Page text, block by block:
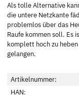
Als tolle Alternative
die untere Netzkante
problemlos über das
Raufe kommen soll. Es
komplett hoch zu
gelangen.
Artikelnummer:
HAN: